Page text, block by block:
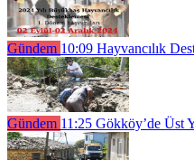
Gündem 10:09 Hayvancılık
Gündem 11:25 Gökköy’de Üst